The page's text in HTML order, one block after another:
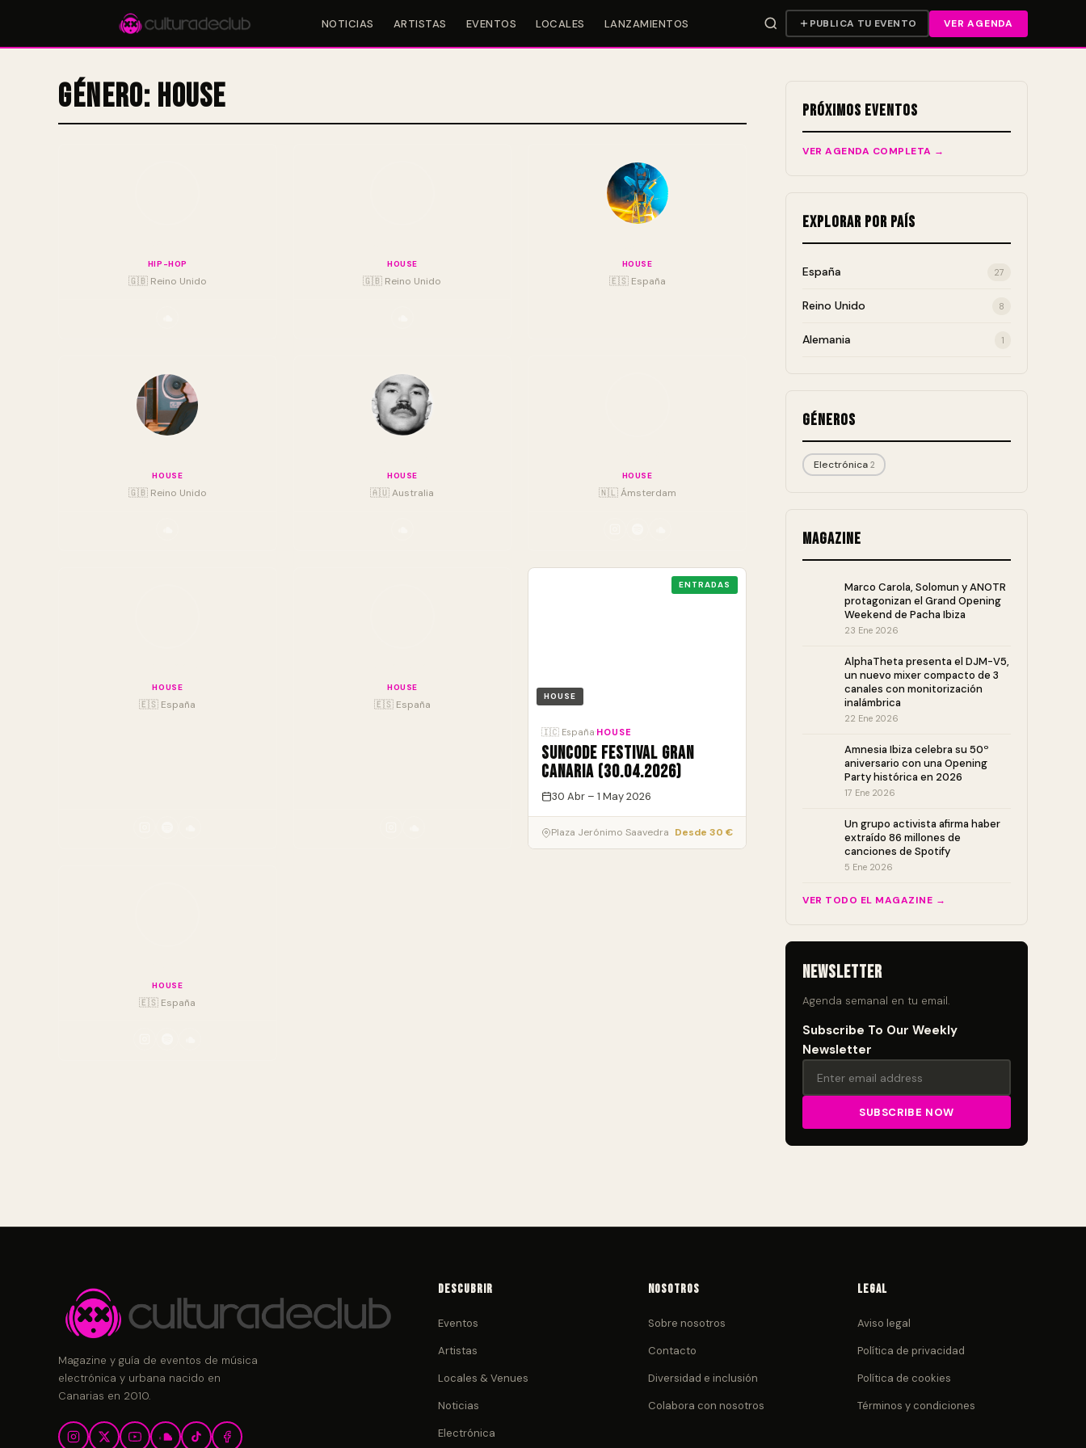
NOTICIAS ARTISTAS EVENTOS LOCALES LANZAMIENTOS PUBLICA TU EVENTO VER AGENDA
Género: House
HIP-HOP
🇬🇧 Reino Unido
HOUSE
🇬🇧 Reino Unido
HOUSE
🇪🇸 España
HOUSE
🇬🇧 Reino Unido
HOUSE
🇦🇺 Australia
HOUSE
🇳🇱 Ámsterdam
HOUSE
🇪🇸 España
HOUSE
🇪🇸 España
ENTRADAS
HOUSE
🇮🇨 España HOUSE
Suncode Festival Gran
Canaria (30.04.2026)
30 Abr – 1 May 2026
Plaza Jerónimo Saavedra Desde 30 €
HOUSE
🇪🇸 España
Próximos Eventos
VER AGENDA COMPLETA →
Explorar por País
España 27
Reino Unido 8
Alemania 1
Géneros
Electrónica 2
Magazine
Marco Carola, Solomun y ANOTR
protagonizan el Grand Opening
Weekend de Pacha Ibiza
23 Ene 2026
AlphaTheta presenta el DJM-V5,
un nuevo mixer compacto de 3
canales con monitorización
inalámbrica
22 Ene 2026
Amnesia Ibiza celebra su 50º
aniversario con una Opening
Party histórica en 2026
17 Ene 2026
Un grupo activista afirma haber
extraído 86 millones de
canciones de Spotify
5 Ene 2026
VER TODO EL MAGAZINE →
Newsletter
Agenda semanal en tu email.
Subscribe To Our Weekly
Newsletter
Magazine y guía de eventos de música
electrónica y urbana nacido en
Canarias en 2010.
Descubrir
Eventos
Artistas
Locales & Venues
Noticias
Electrónica
Nosotros
Sobre nosotros
Contacto
Diversidad e inclusión
Colabora con nosotros
Legal
Aviso legal
Política de privacidad
Política de cookies
Términos y condiciones